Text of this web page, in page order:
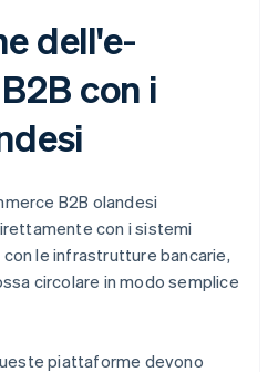
dell'e-
con i
B2B olandesi
con i sistemi
le infrastrutture bancarie,
circolare in modo semplice
piattaforme devono